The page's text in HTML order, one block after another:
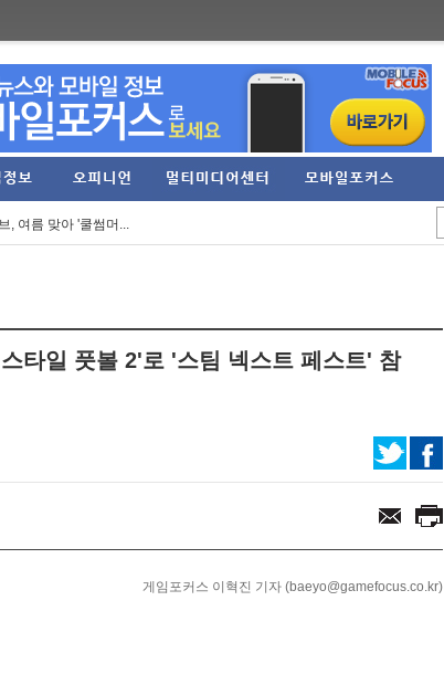
츠팀 유니폼 및 캡슐...
임 전시회 '도쿄 게...
, 여름 맞아 '쿨썸머...
전문관 'AI Games...
임 '칼라드리우스' ...
타일 풋볼 2'로 '스팀 넥스트 페스트' 참
게임포커스 이혁진 기자 (baeyo@gamefocus.co.kr)